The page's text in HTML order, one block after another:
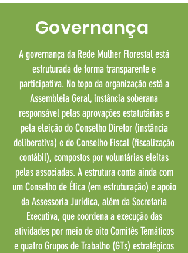
Governança
A governança da Rede Mulher Florestal está
estruturada de forma transparente e
participativa. No topo da organização está a
Assembleia Geral, instância soberana
responsável pelas aprovações estatutárias e
pela eleição do Conselho Diretor (instância
deliberativa) e do Conselho Fiscal (fiscalização
contábil), compostos por voluntárias eleitas
pelas associadas. A estrutura conta ainda com
um Conselho de Ética (em estruturação) e apoio
da Assessoria Jurídica, além da Secretaria
Executiva, que coordena a execução das
atividades por meio de oito Comitês Temáticos
e quatro Grupos de Trabalho (GTs) estratégicos